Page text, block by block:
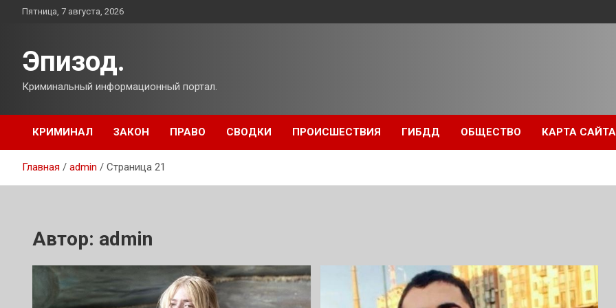
ПерейтиПятница, 7 августа, 2026
Эпизод.
Криминальный информационный портал.
КРИМИНАЛ ЗАКОН ПРАВО СВОДКИ ПРОИСШЕСТВИЯ ГИБДД ОБЩЕСТВО КАРТА САЙТА
Главная admin Страница 21
Автор: admin